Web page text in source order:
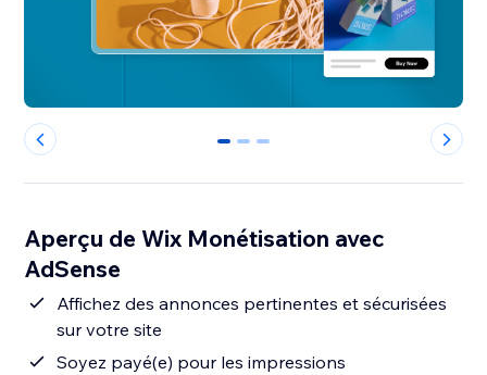
0 1 2
Aperçu de Wix Monétisation avec
AdSense
Affichez des annonces pertinentes et sécurisées
sur votre site
Soyez payé(e) pour les impressions